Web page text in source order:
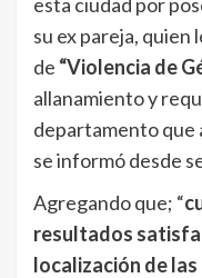
su ex pareja, quien
de “Violencia de
allanamiento y
departamento que
se informó desde
Agregando que; “
resultados
localización de